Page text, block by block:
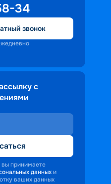
34
звонок
с
принимаете
данных и
ваших данных